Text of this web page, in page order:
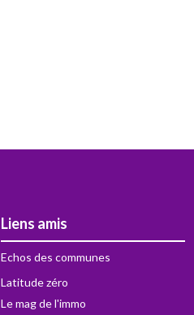
Liens amis
Echos des communes
Latitude zéro
Le mag de l'immo